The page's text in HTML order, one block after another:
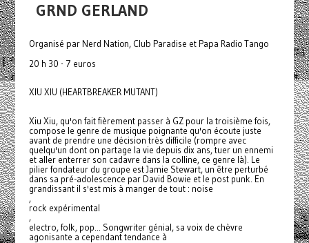
GRND GERLAND
Organisé par Nerd Nation, Club Paradise et Papa Radio Tango
20 h 30 - 7 euros
XIU XIU (HEARTBREAKER MUTANT)
Xiu Xiu, qu'on fait fièrement passer à GZ pour la troisième fois,
compose le genre de musique poignante qu'on écoute juste
avant de prendre une décision très difficile (rompre avec
quelqu'un dont on partage la vie depuis dix ans, tuer un ennemi
et aller enterrer son cadavre dans la colline, ce genre là). Le
pilier fondateur du groupe est Jamie Stewart, un être perturbé
dans sa pré-adolescence par David Bowie et le post punk. En
grandissant il s'est mis à manger de tout : noise
,
rock expérimental
,
electro, folk, pop... Songwriter génial, sa voix de chèvre
agonisante a cependant tendance à